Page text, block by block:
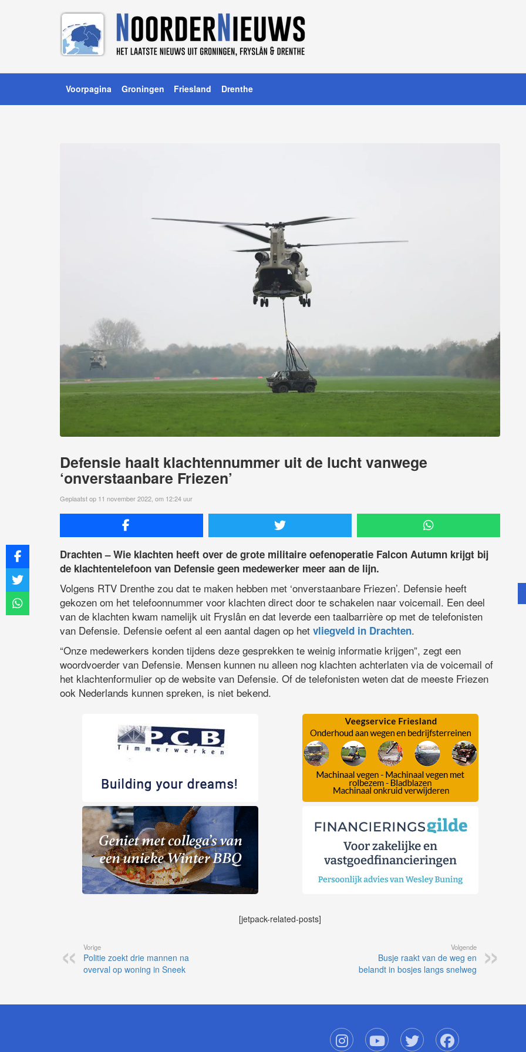
Voorpagina Groningen Friesland Drenthe
Defensie haalt klachtennummer uit de lucht vanwege
‘onverstaanbare Friezen’
Geplaatst op 11 november 2022, om 12:24 uur
Drachten – Wie klachten heeft over de grote militaire oefenoperatie Falcon Autumn krijgt bij
de klachtentelefoon van Defensie geen medewerker meer aan de lijn.
Volgens RTV Drenthe zou dat te maken hebben met ‘onverstaanbare Friezen’. Defensie heeft
gekozen om het telefoonnummer voor klachten direct door te schakelen naar voicemail. Een deel
van de klachten kwam namelijk uit Fryslân en dat leverde een taalbarrière op met de telefonisten
van Defensie. Defensie oefent al een aantal dagen op het vliegveld in Drachten.
“Onze medewerkers konden tijdens deze gesprekken te weinig informatie krijgen”, zegt een
woordvoerder van Defensie. Mensen kunnen nu alleen nog klachten achterlaten via de voicemail of
het klachtenformulier op de website van Defensie. Of de telefonisten weten dat de meeste Friezen
ook Nederlands kunnen spreken, is niet bekend.
[jetpack-related-posts]
Vorige
Politie zoekt drie mannen na
overval op woning in Sneek
Volgende
Busje raakt van de weg en
belandt in bosjes langs snelweg